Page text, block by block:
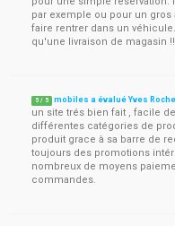
par exemple ou pour un
faire rentrer dans un
qu'une livraison de magasin
5 / 5 mobiles a évalué Yves
un site trés bien fait , facile
différentes catégories de
produit grace à sa barre de
toujours des promotions
nombreux de moyens
commandes.